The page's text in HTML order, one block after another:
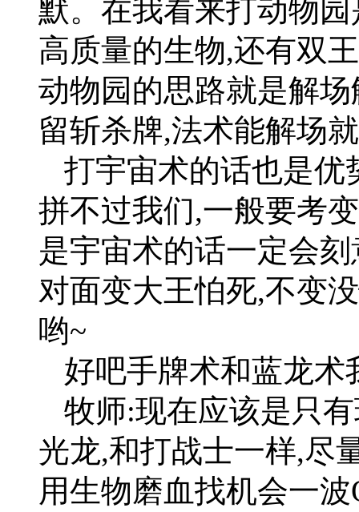
默。在我看来打动物
高质量的生物,还有双
动物园的思路就是解
留斩杀牌,法术能解场
打宇宙术的话也是优
拼不过我们,一般要考
是宇宙术的话一定会
对面变大王怕死,不变
哟~
好吧手牌术和蓝龙术
牧师:现在应该是只
光龙,和打战士一样,尽
用生物磨血找机会一